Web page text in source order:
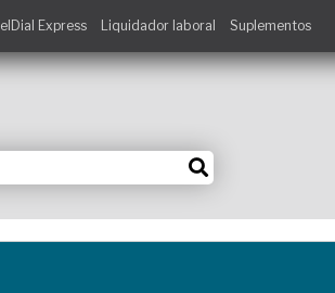
elDial Express Liquidador laboral Suplementos